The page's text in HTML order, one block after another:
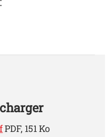
PDF, 151 Ko